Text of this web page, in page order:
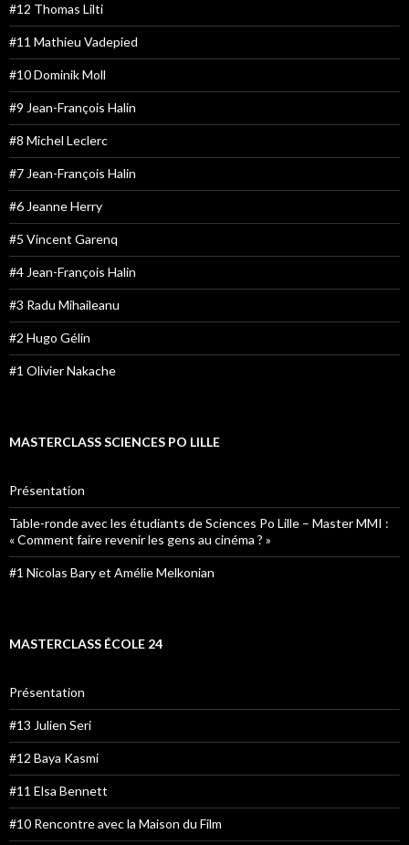
#12 Thomas Lilti
#11 Mathieu Vadepied
#10 Dominik Moll
#9 Jean-François Halin
#8 Michel Leclerc
#7 Jean-François Halin
#6 Jeanne Herry
#5 Vincent Garenq
#4 Jean-François Halin
#3 Radu Mihaileanu
#2 Hugo Gélin
#1 Olivier Nakache
MASTERCLASS SCIENCES PO LILLE
Présentation
Table-ronde avec les étudiants de Sciences Po Lille – Master MMI :
« Comment faire revenir les gens au cinéma ? »
#1 Nicolas Bary et Amélie Melkonian
MASTERCLASS ÉCOLE 24
Présentation
#13 Julien Seri
#12 Baya Kasmi
#11 Elsa Bennett
#10 Rencontre avec la Maison du Film